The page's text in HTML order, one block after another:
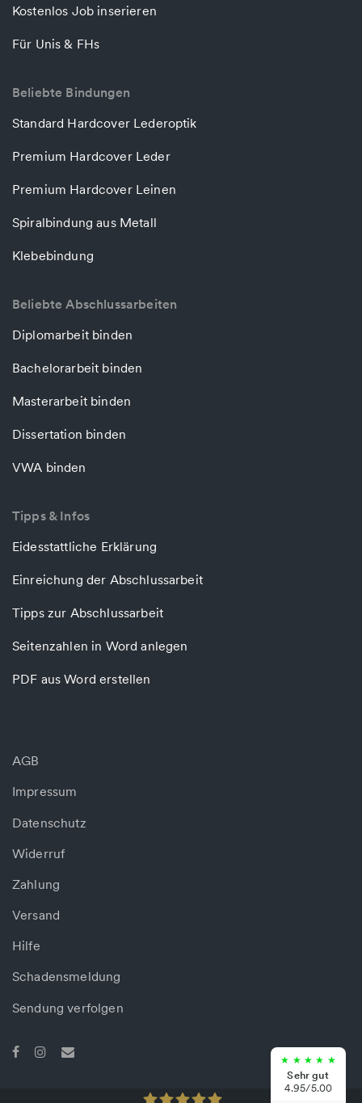
Kostenlos Job inserieren
Für Unis & FHs
Beliebte Bindungen
Standard Hardcover Lederoptik
Premium Hardcover Leder
Premium Hardcover Leinen
Spiralbindung aus Metall
Klebebindung
Beliebte Abschlussarbeiten
Diplomarbeit binden
Bachelorarbeit binden
Masterarbeit binden
Dissertation binden
VWA binden
Tipps & Infos
Eidesstattliche Erklärung
Einreichung der Abschlussarbeit
Tipps zur Abschlussarbeit
Seitenzahlen in Word anlegen
PDF aus Word erstellen
AGB
Impressum
Datenschutz
Widerruf
Zahlung
Versand
Hilfe
Schadensmeldung
Sendung verfolgen
★
★
★
★
★
Sehr gut
4.95/5.00